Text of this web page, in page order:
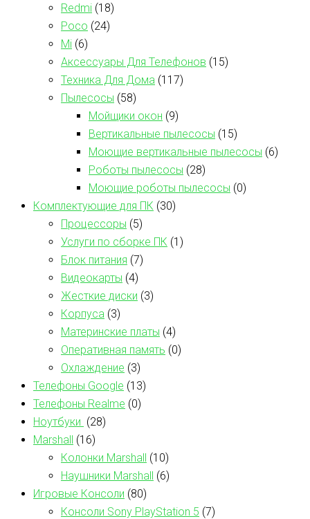
Redmi (18)
Poco (24)
Mi (6)
Аксессуары Для Телефонов (15)
Техника Для Дома (117)
Пылесосы (58)
Мойщики окон (9)
Вертикальные пылесосы (15)
Моющие вертикальные пылесосы (6)
Роботы пылесосы (28)
Моющие роботы пылесосы (0)
Комплектующие для ПК (30)
Процессоры (5)
Услуги по сборке ПК (1)
Блок питания (7)
Видеокарты (4)
Жесткие диски (3)
Корпуса (3)
Материнские платы (4)
Оперативная память (0)
Охлаждение (3)
Телефоны Google (13)
Телефоны Realme (0)
Ноутбуки (28)
Marshall (16)
Колонки Marshall (10)
Наушники Marshall (6)
Игровые Консоли (80)
Консоли Sony PlayStation 5 (7)